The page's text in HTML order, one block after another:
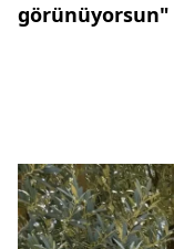
görünüyorsun"